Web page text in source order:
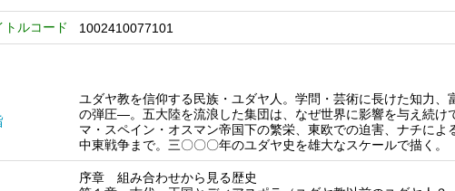
トルコード 1002410077101
ユダヤ教を信仰する民族・ユダヤ人。学問・芸術に長けた知力
の弾圧―。五大陸を流浪した集団は、なぜ世界に影響を与え続け
マ・スペイン・オスマン帝国下の繁栄、東欧での迫害、ナチによ
中東戦争まで。三〇〇〇年のユダヤ史を雄大なスケールで描く。
序章 組み合わせから見る歴史